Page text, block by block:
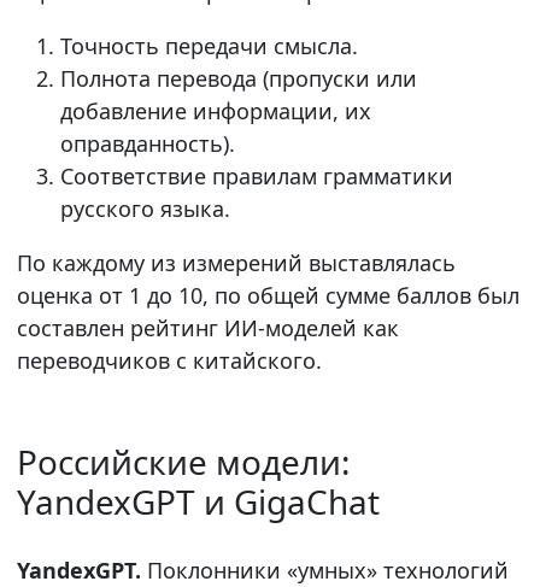
Точность передачи смысла.
Полнота перевода (пропуски или
добавление информации, их
оправданность).
Соответствие правилам грамматики
русского языка.
По каждому из измерений выставлялась
оценка от 1 до 10, по общей сумме баллов был
составлен рейтинг ИИ-моделей как
переводчиков с китайского.
Российские модели:
YandexGPT и GigaChat
YandexGPT. Поклонники «умных» технологий